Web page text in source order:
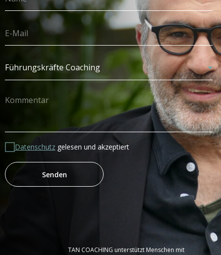
TAN COACHING unterstützt Menschen mit
Datenschutz gelesen und akzeptiert
Senden